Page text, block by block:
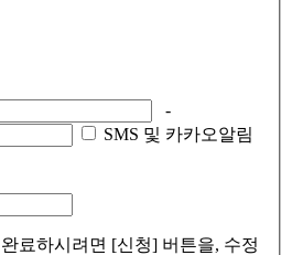
-
SMS 및 카카오알림
료하시려면 [신청] 버튼을, 수정